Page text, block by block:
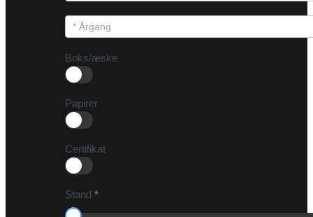
Boks/æske
Papirer
Certifikat
Stand *